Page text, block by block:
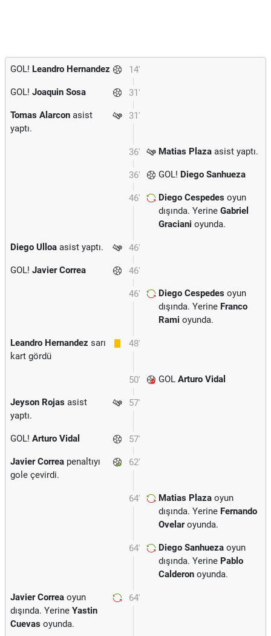
14'
GOL! Leandro Hernandez
31'
GOL! Joaquin Sosa
31'
Tomas Alarcon asist
yaptı.
36' Matias Plaza asist yaptı.
36' GOL! Diego Sanhueza
46' Diego Cespedes oyun
dışında. Yerine Gabriel
Graciani oyunda.
46'
Diego Ulloa asist yaptı.
46'
GOL! Javier Correa
46' Diego Cespedes oyun
dışında. Yerine Franco
Rami oyunda.
48'
Leandro Hernandez sarı
kart gördü
50' GOL Arturo Vidal
57'
Jeyson Rojas asist
yaptı.
57'
GOL! Arturo Vidal
62'
Javier Correa penaltıyı
gole çevirdi.
64' Matias Plaza oyun
dışında. Yerine Fernando
Ovelaroyunda.
64' Diego Sanhueza oyun
dışında. Yerine Pablo
Calderon oyunda.
64'
Javier Correa oyun
dışında. Yerine Yastin
Cuevas oyunda.